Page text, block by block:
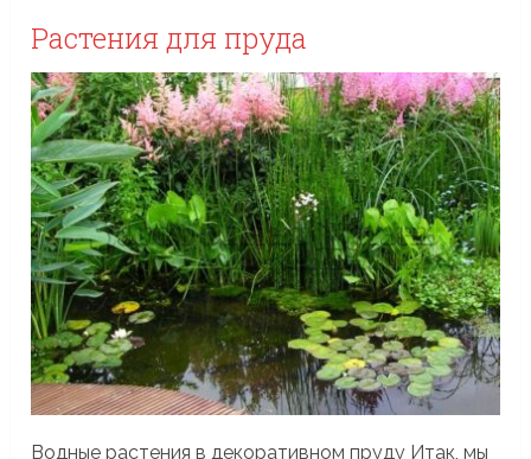
Растения для пруда
Водные растения в декоративном пруду Итак, мы